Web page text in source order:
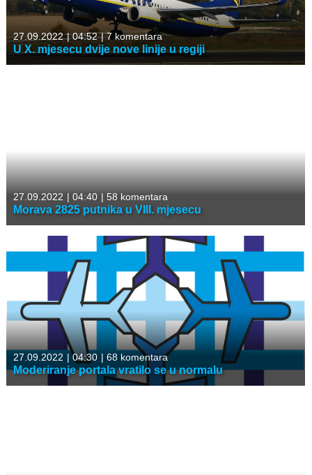
27.09.2022 |04:52 |7 komentara
U X. mjesecu dvije nove linije u regiji
27.09.2022 | 04:40 | 58 komentara
Morava 2825 putnika u VIII. mjesecu
27.09.2022 | 04:30 | 68 komentara
Moderiranje portala vratilo se u normalu